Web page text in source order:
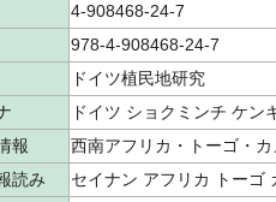
4-908468-24-7
978-4-908468-24-7
ドイツ植民地研究
ドイツ ショクミンチ ケン
報
西南アフリカ・トーゴ・
読み
セイナン アフリカ トーゴ